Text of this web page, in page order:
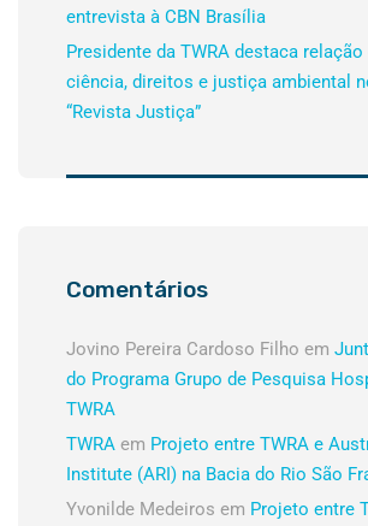
entrevista à CBN Brasília
Presidente da TWRA destaca relação
ciência, direitos e justiça ambiental
“Revista Justiça”
Comentários
Jovino Pereira Cardoso Filho em
do Programa Grupo de Pesquisa
TWRA
TWRA em Projeto entre TWRA e
Institute (ARI) na Bacia do Rio São
Yvonilde Medeiros em Projeto entre